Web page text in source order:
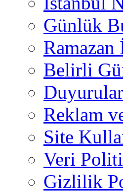
Günlük
Ramazan
Belirli
Duyurular
Reklam
Site
Veri
Gizlilik